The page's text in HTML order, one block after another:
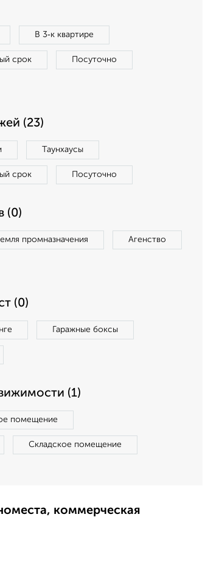
В 3‑к квартире
срок Посуточно
(23)
Таунхаусы
срок Посуточно
(0)
промназначения Агенство
(0)
Гаражные боксы
(1)
помещение
Складское помещение
коммерческая